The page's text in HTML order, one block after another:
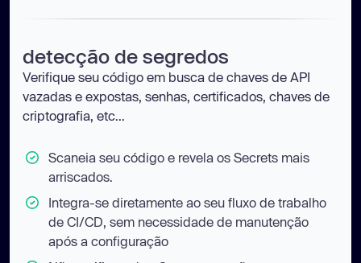
detecção de segredos
Verifique seu código em busca de chaves de API
vazadas e expostas, senhas, certificados, chaves de
criptografia, etc...
Scaneia seu código e revela os Secrets mais
arriscados.
Integra-se diretamente ao seu fluxo de trabalho
de CI/CD, sem necessidade de manutenção
após a configuração